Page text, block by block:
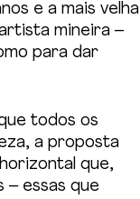
e a mais velha
mineira –
para dar
todos os
a proposta
que,
– essas que